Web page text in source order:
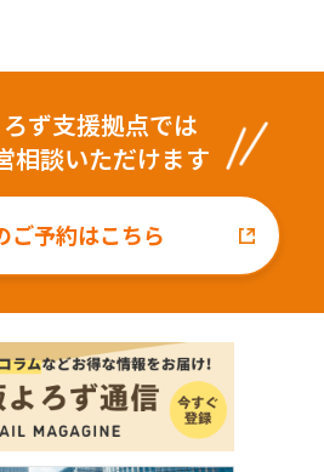
ず支援拠点では
相談いただけます
ご予約はこちら